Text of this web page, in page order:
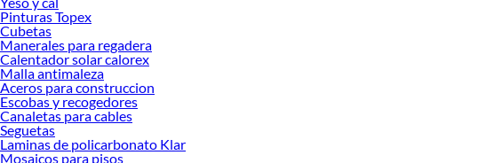
Pinturas Topex
Cubetas
Manerales para regadera
Calentador solar calorex
Malla antimaleza
Aceros para construccion
Escobas y recogedores
Canaletas para cables
Seguetas
Laminas de policarbonato Klar
Mosaicos para pisos